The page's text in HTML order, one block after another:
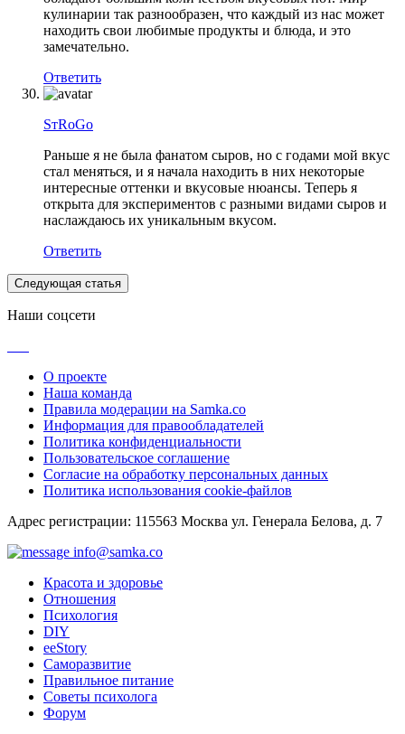
кулинарии так разнообразен, что каждый из нас может
находить свои любимые продукты и блюда, и это
замечательно.
Ответить
SтRоGo
Раньше я не была фанатом сыров, но с годами мой вкус
стал меняться, и я начала находить в них некоторые
интересные оттенки и вкусовые нюансы. Теперь я
открыта для экспериментов с разными видами сыров и
наслаждаюсь их уникальным вкусом.
Ответить
Следующая статья
Наши соцсети
О проекте
Наша команда
Правила модерации на Samka.co
Информация для правообладателей
Политика конфиденциальности
Пользовательское соглашение
Согласие на обработку персональных данных
Политика использования cookie-файлов
Адрес регистрации: 115563 Москва ул. Генерала Белова, д. 7
info@samka.co
Красота и здоровье
Отношения
Психология
DIY
ееStory
Саморазвитие
Правильное питание
Советы психолога
Форум